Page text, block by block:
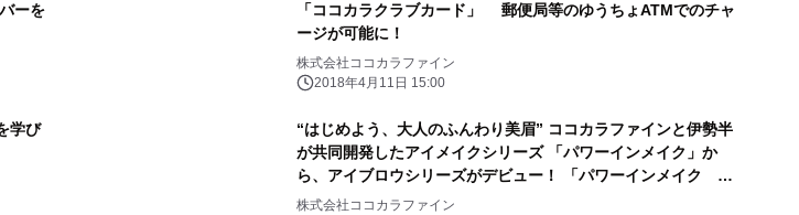
ーを
「ココカラクラブカード」 郵便局等のゆうちょATMでのチャ
ージが可能に！
株式会社ココカラファイン
2018年4月11日 15:00
学び
“はじめよう、大人のふんわり美眉” ココカラファインと伊勢半
が共同開発したアイメイクシリーズ 「パワーインメイク」か
ら、アイブロウシリーズがデビュー！ 「パワーインメイク ア
イブロウボーテ アイブロウマスカラ」 2月27日発売！
株式会社ココカラファイン